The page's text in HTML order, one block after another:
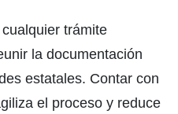
trámite
la documentación
estatales. Contar con
el proceso y reduce